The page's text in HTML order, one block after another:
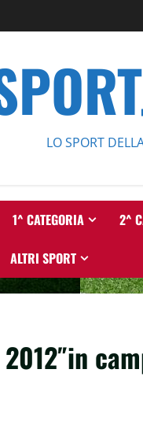
LO SPORT
1^ CATEGORIA 2^
ALTRI SPORT